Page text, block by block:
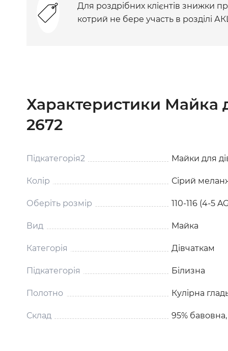
Для роздрібних клієнтів знижки
котрий не бере участь в розділі
Характеристики Майка
2672
Підкатегорія2 Майки для
Колір Сірий
Оберіть розмір 110-116 (4-5
Вид Майка
Категорія Дівчаткам
Підкатегорія Білизна
Полотно Кулірна
Склад 95%